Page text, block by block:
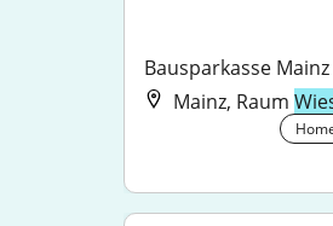
Bausparkasse Mainz
Mainz, Raum